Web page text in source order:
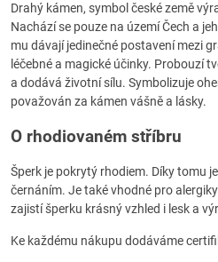
Drahý kámen, symbol české země
Nachází se pouze na území Čech a
mu dávají jedinečné postavení mezi
léčebné a magické účinky. Probouzí
a dodává životní sílu. Symbolizuje
považován za kámen vášně a lásky.
O rhodiovaném stříbru
Šperk je pokrytý rhodiem. Díky tomu
černáním. Je také vhodné pro
zajistí šperku krásný vzhled i lesk a
Ke každému nákupu dodáváme